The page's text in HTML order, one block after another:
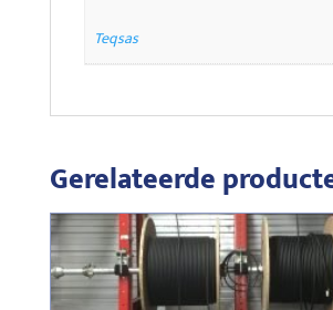
Teqsas
Gerelateerde